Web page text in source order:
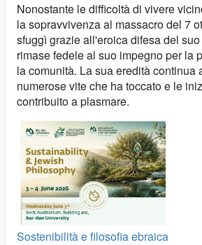
Nonostante le difficoltà di vivere
la sopravvivenza al massacro del 7
sfuggì grazie all'eroica difesa del
rimase fedele al suo impegno per la
la comunità. La sua eredità continua
numerose vite che ha toccato e le
contribuito a plasmare.
Sostenibilità e filosofia ebraica